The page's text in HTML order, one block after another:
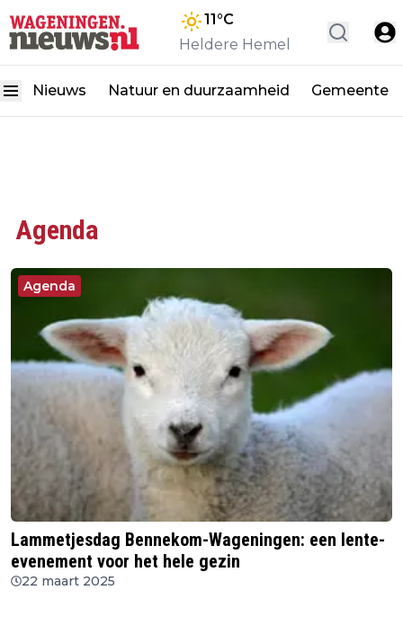
11°C
Heldere Hemel
Nieuws Natuur en duurzaamheid Gemeente
Agenda
Agenda
Lammetjesdag Bennekom-Wageningen: een lente-
evenement voor het hele gezin
22 maart 2025